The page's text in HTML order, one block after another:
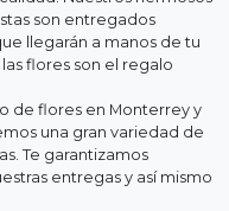
son entregados
llegarán a manos de tu
flores son el regalo
de flores en Monterrey y
una gran variedad de
Te garantizamos
entregas y así mismo